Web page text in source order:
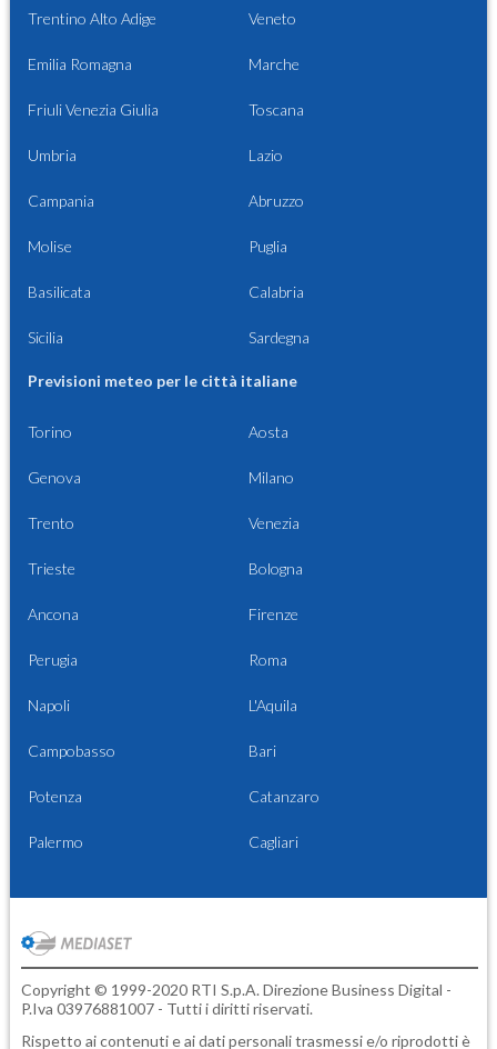
Trentino Alto Adige Veneto
Emilia Romagna Marche
Friuli Venezia Giulia Toscana
Umbria Lazio
Campania Abruzzo
Molise Puglia
Basilicata Calabria
Sicilia Sardegna
Previsioni meteo per le città italiane
Torino Aosta
Genova Milano
Trento Venezia
Trieste Bologna
Ancona Firenze
Perugia Roma
Napoli L'Aquila
Campobasso Bari
Potenza Catanzaro
Palermo Cagliari
Copyright © 1999-2020 RTI S.p.A. Direzione Business Digital -
P.Iva 03976881007 - Tutti i diritti riservati.
Rispetto ai contenuti e ai dati personali trasmessi e/o riprodotti è